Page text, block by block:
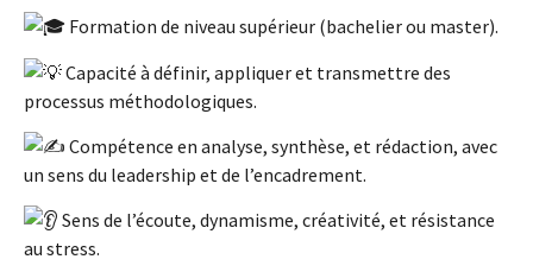
Formation de niveau supérieur (bachelier ou master).
Capacité à définir, appliquer et transmettre des
processus méthodologiques.
Compétence en analyse, synthèse, et rédaction, avec
un sens du leadership et de l’encadrement.
Sens de l’écoute, dynamisme, créativité, et résistance
au stress.